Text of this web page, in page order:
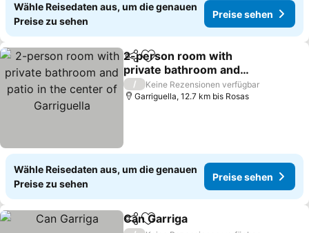
Wähle Reisedaten aus, um die genauen
Preise zu sehen
Preise sehen
TeilenZu Favoriten hinzufügen
2-person room with
private bathroom and
patio in the center of
Garriguella
Preise sehen
/
Keine Rezensionen verfügbar
Garriguella, 12.7 km bis Rosas
Wähle Reisedaten aus, um die genauen
Preise zu sehen
Preise sehen
TeilenZu Favoriten hinzufügen
Can Garriga